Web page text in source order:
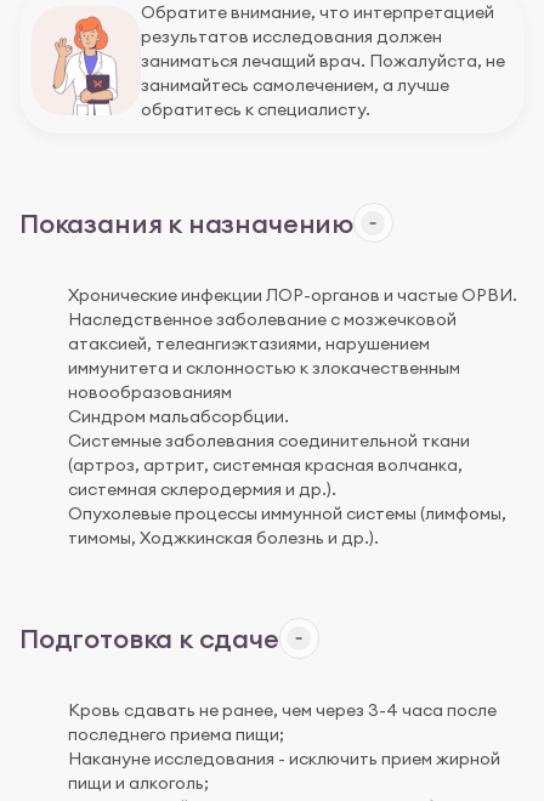
Обратите внимание, что интерпретацией
результатов исследования должен
заниматься лечащий врач. Пожалуйста, не
занимайтесь самолечением, а лучше
обратитесь к специалисту.
Показания к назначению
Хронические инфекции ЛОР-органов и частые ОРВИ.
Наследственное заболевание с мозжечковой
атаксией, телеангиэктазиями, нарушением
иммунитета и склонностью к злокачественным
новообразованиям
Синдром мальабсорбции.
Системные заболевания соединительной ткани
(артроз, артрит, системная красная волчанка,
системная склеродермия и др.).
Опухолевые процессы иммунной системы (лимфомы,
тимомы, Ходжкинская болезнь и др.).
Подготовка к сдаче
Кровь сдавать не ранее, чем через 3-4 часа после
последнего приема пищи;
Накануне исследования - исключить прием жирной
пищи и алкоголь;